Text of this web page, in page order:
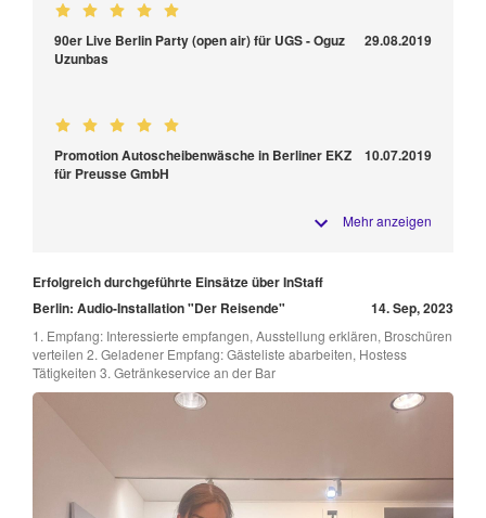
90er Live Berlin Party (open air) für UGS - Oguz
Uzunbas
29.08.2019
Promotion Autoscheibenwäsche in Berliner EKZ
für Preusse GmbH
10.07.2019
Mehr anzeigen
Erfolgreich durchgeführte Einsätze über InStaff
Berlin: Audio-Installation "Der Reisende"
14. Sep, 2023
1. Empfang: Interessierte empfangen, Ausstellung erklären, Broschüren
verteilen 2. Geladener Empfang: Gästeliste abarbeiten, Hostess
Tätigkeiten 3. Getränkeservice an der Bar